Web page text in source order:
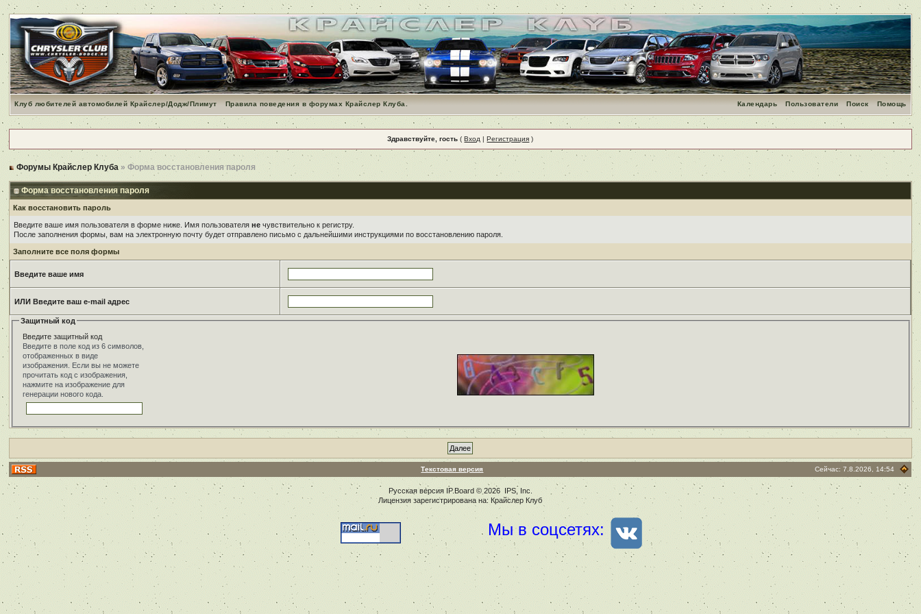
Клуб любителей автомобилей Крайслер/Додж/Плимут Правила поведения в форумах Крайслер Клуба. Помощь
Поиск
Пользователи
Календарь
Здравствуйте, гость (Вход |Регистрация )
Форумы Крайслер Клуба » Форма восстановления пароля
Форма восстановления пароля
Как восстановить пароль
Введите ваше имя пользователя в форме ниже. Имя пользователяне чувствительно к регистру.
После заполнения формы, вам на электронную почту будет отправлено письмо с дальнейшими инструкциями по восстановлению пароля.
Заполните все поля формы
Введите ваше имя
ИЛИ Введите ваш e-mail адрес
Защитный код
Введите защитный код
Введите в поле код из 6 символов,
отображенных в виде
изображения. Если вы не можете
прочитать код с изображения,
нажмите на изображение для
генерации нового кода.
Текстовая версия Сейчас: 7.8.2026, 14:54
Русская версия IP.Board© 2026 IPS, Inc
Лицензия зарегистрирована на: Крайслер Клуб
Мы в соцсетях: